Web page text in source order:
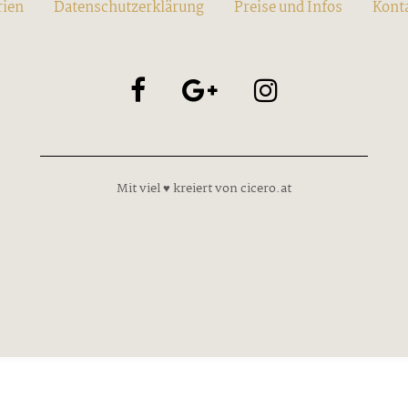
Datenschutzerklärung Preise und Infos
Mit viel ♥ kreiert von cicero.at